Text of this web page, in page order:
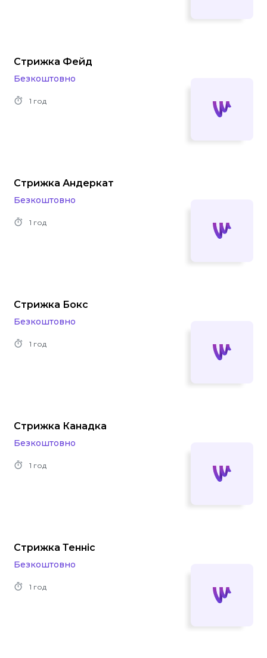
Стрижка Фейд
Безкоштовно
1 год
Стрижка Андеркат
Безкоштовно
1 год
Стрижка Бокс
Безкоштовно
1 год
Стрижка Канадка
Безкоштовно
1 год
Стрижка Теннiс
Безкоштовно
1 год